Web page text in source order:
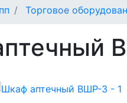
Торговое